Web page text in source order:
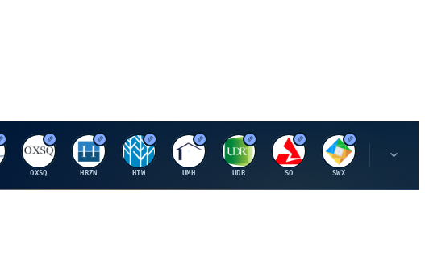
O
OXSQ
H
HRZN
H
HIW
U
UMH
U
UDR
S
SO
S
SWX
S